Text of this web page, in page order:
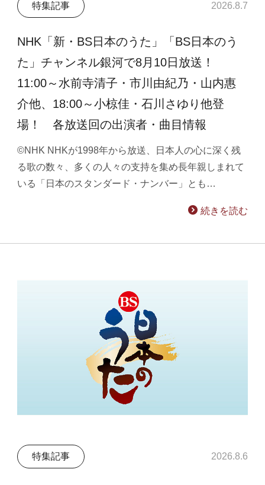
特集記事 2026.8.7
NHK「新・BS日本のうた」「BS日本のう
た」チャンネル銀河で8月10日放送！
11:00～水前寺清子・市川由紀乃・山内惠
介他、18:00～小椋佳・石川さゆり他登
場！ 各放送回の出演者・曲目情報
©NHK NHKが1998年から放送、日本人の心に深く残
る歌の数々、多くの人々の支持を集め長年親しまれて
いる「日本のスタンダード・ナンバー」とも…
続きを読む
特集記事 2026.8.6